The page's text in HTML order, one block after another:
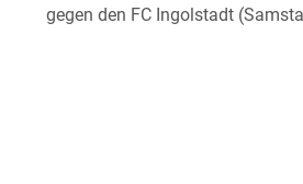
gegen den FC Ingolstadt